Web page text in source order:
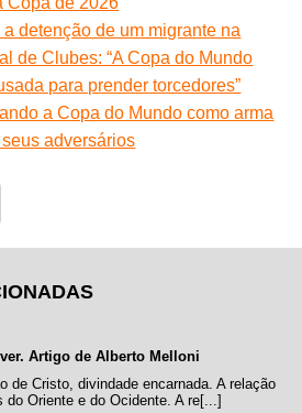
detenção de um migrante na
de Clubes: “A Copa do Mundo
para prender torcedores”
a Copa do Mundo como arma
adversários
Artigo de Alberto Melloni
de Cristo, divindade encarnada. A relação
do Oriente e do Ocidente. A re[...]